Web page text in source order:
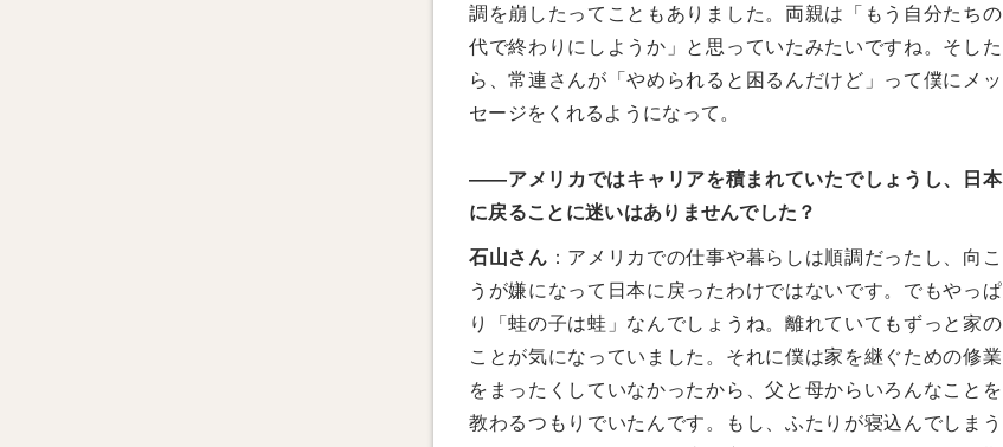
調を崩したってこともありました。両親は「もう自分たちの
代で終わりにしようか」と思っていたみたいですね。そした
ら、常連さんが「やめられると困るんだけど」って僕にメッ
セージをくれるようになって。
——アメリカではキャリアを積まれていたでしょうし、日本
に戻ることに迷いはありませんでした？
石山さん ：アメリカでの仕事や暮らしは順調だったし、向こ
うが嫌になって日本に戻ったわけではないです。でもやっぱ
り「蛙の子は蛙」なんでしょうね。離れていてもずっと家の
ことが気になっていました。それに僕は家を継ぐための修業
をまったくしていなかったから、父と母からいろんなことを
教わるつもりでいたんです。もし、ふたりが寝込んでしまう